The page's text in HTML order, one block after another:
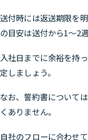
送付時には返送期限を
の目安は送付から1〜2
入社日までに余裕を持
定しましょう。
なお、誓約書について
くありません。
自社のフローに合わせ